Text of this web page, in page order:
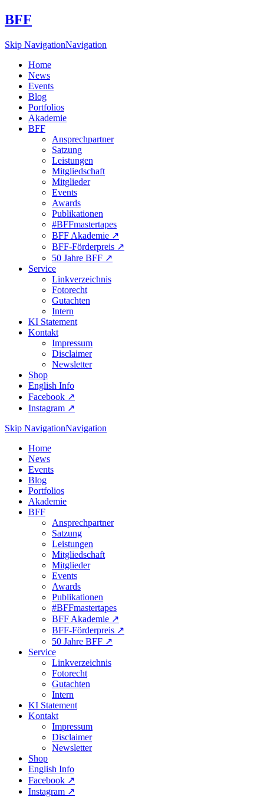
BFF
Skip NavigationNavigation
Home
News
Events
Blog
Portfolios
Akademie
BFF
Ansprechpartner
Satzung
Leistungen
Mitgliedschaft
Mitglieder
Events
Awards
Publikationen
#BFFmastertapes
BFF Akademie ↗︎
BFF-Förderpreis ↗︎
50 Jahre BFF ↗︎
Service
Linkverzeichnis
Fotorecht
Gutachten
Intern
KI Statement
Kontakt
Impressum
Disclaimer
Newsletter
Shop
English Info
Facebook ↗︎
Instagram ↗︎
Skip NavigationNavigation
Home
News
Events
Blog
Portfolios
Akademie
BFF
Ansprechpartner
Satzung
Leistungen
Mitgliedschaft
Mitglieder
Events
Awards
Publikationen
#BFFmastertapes
BFF Akademie ↗︎
BFF-Förderpreis ↗︎
50 Jahre BFF ↗︎
Service
Linkverzeichnis
Fotorecht
Gutachten
Intern
KI Statement
Kontakt
Impressum
Disclaimer
Newsletter
Shop
English Info
Facebook ↗︎
Instagram ↗︎